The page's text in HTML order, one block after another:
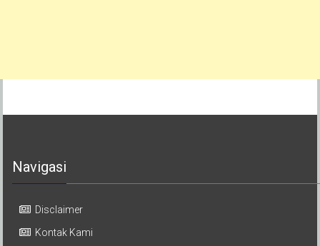
Navigasi
Disclaimer
Kontak Kami